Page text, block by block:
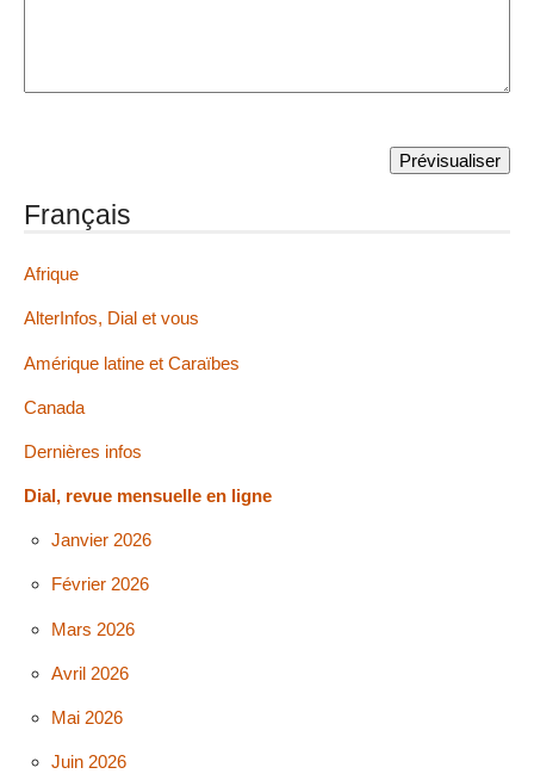
Français
Afrique
AlterInfos, Dial et vous
Amérique latine et Caraïbes
Canada
Dernières infos
Dial, revue mensuelle en ligne
Janvier 2026
Février 2026
Mars 2026
Avril 2026
Mai 2026
Juin 2026